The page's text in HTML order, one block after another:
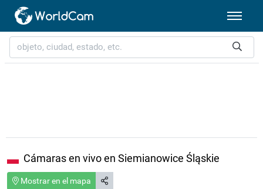
Cámaras en vivo en Siemianowice Śląskie
Mostrar en el mapa